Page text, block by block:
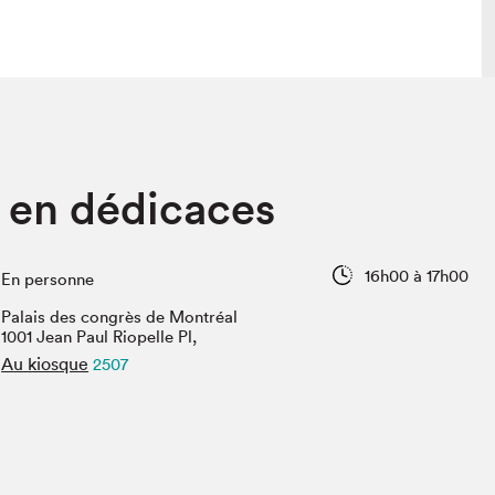
Programmation dans la ville
Vidéos et balados
dédicaces
En personne
16h00 à 17h00
Palais des congrès de Montréal
1001 Jean Paul Riopelle Pl,
Au kiosque 2507